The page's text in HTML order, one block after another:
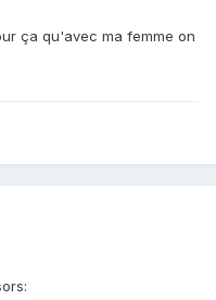
ça qu'avec ma femme on